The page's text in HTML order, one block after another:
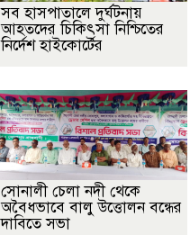
সব হাসপাতালে দুর্ঘটনায়
আহতদের চিকিৎসা নিশ্চিতের
নির্দেশ হাইকোর্টের
সোনালী চেলা নদী থেকে
অবৈধভাবে বালু উত্তোলন বন্ধের
দাবিতে সভা